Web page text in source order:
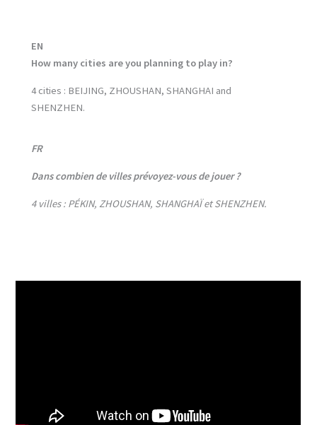
EN
How many cities are you planning to play in?
4 cities : BEIJING, ZHOUSHAN, SHANGHAI and
SHENZHEN.
FR
Dans combien de villes prévoyez-vous de jouer ?
4 villes : PÉKIN, ZHOUSHAN, SHANGHAÏ et SHENZHEN.